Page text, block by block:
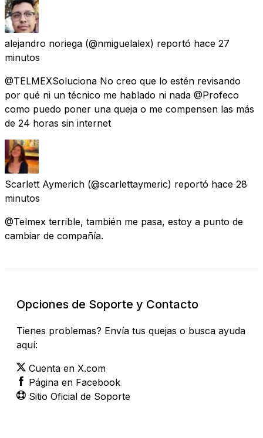
alejandro noriega (@nmiguelalex) reportó hace 27
minutos
@TELMEXSoluciona No creo que lo estén revisando
por qué ni un técnico me hablado ni nada @Profeco
como puedo poner una queja o me compensen las más
de 24 horas sin internet
Scarlett Aymerich (@scarlettaymeric) reportó hace 28
minutos
@Telmex terrible, también me pasa, estoy a punto de
cambiar de compañía.
Opciones de Soporte y Contacto
Tienes problemas? Envía tus quejas o busca ayuda
aquí:
Cuenta en X.com
Página en Facebook
Sitio Oficial de Soporte